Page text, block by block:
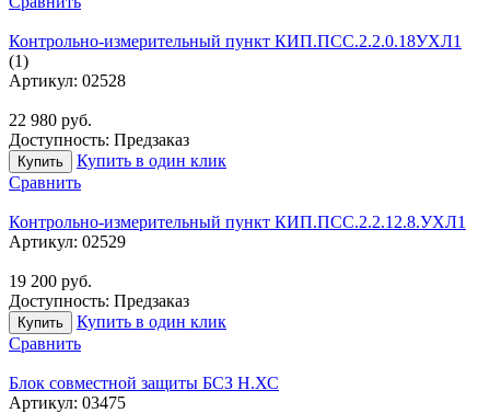
Контрольно-измерительный пункт КИП.ПСС.2.2.0.18УХЛ1
(1)
Артикул: 02528
22 980 руб.
Доступность: Предзаказ
Купить
Купить в один клик
Сравнить
Контрольно-измерительный пункт КИП.ПСС.2.2.12.8.УХЛ1
Артикул: 02529
19 200 руб.
Доступность: Предзаказ
Купить
Купить в один клик
Сравнить
Блок совместной защиты БСЗ Н.ХС
Артикул: 03475